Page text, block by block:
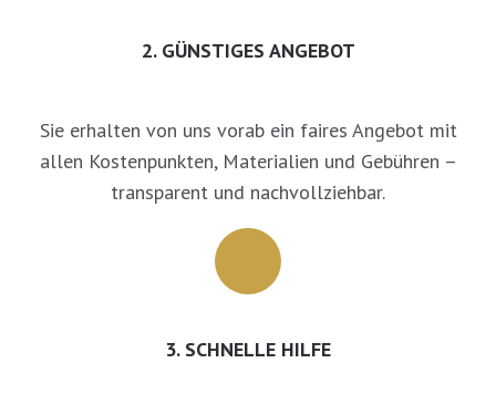
2. GÜNSTIGES ANGEBOT
Sie erhalten von uns vorab ein faires Angebot mit
allen Kostenpunkten, Materialien und Gebühren –
transparent und nachvollziehbar.
3. SCHNELLE HILFE